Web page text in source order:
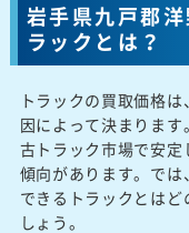
岩手県九戸郡
ラックとは？
トラックの買取価格
因によって決まりま
古トラック市場で安
傾向があります。で
できるトラックとは
しょう。